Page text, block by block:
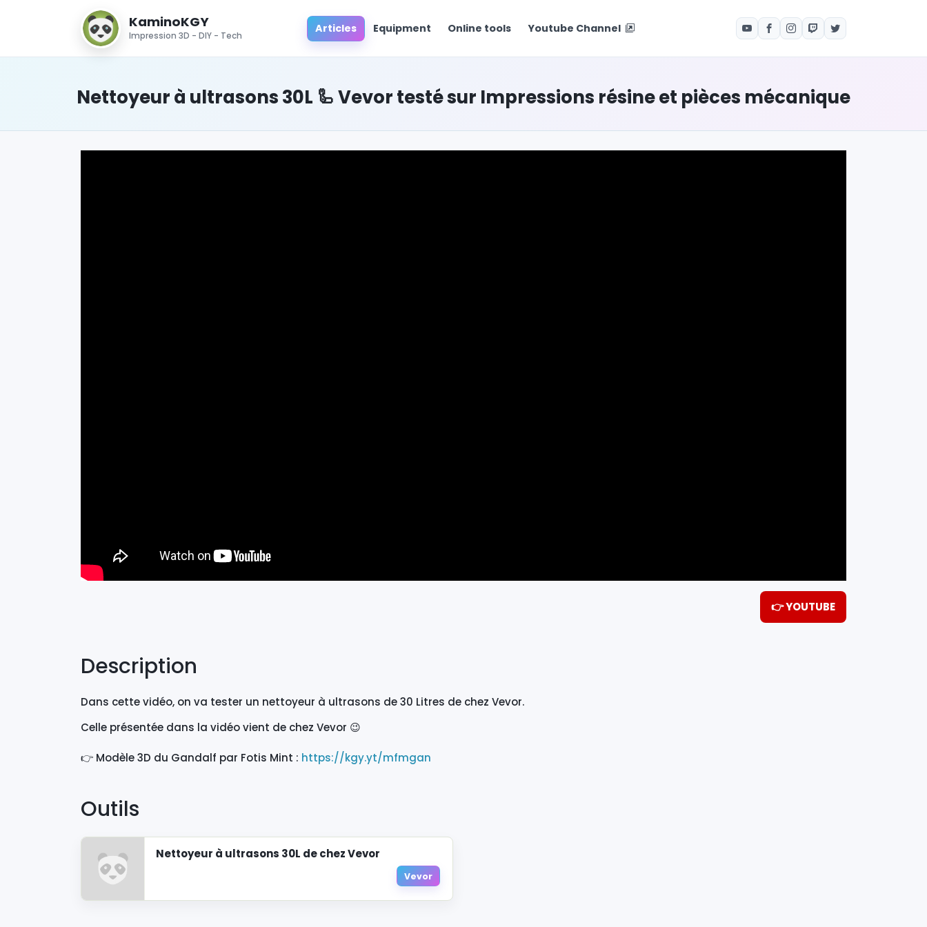
KaminoKGY
Impression 3D - DIY - Tech
Articles Equipment Online tools Youtube Channel
Nettoyeur à ultrasons 30L 🦾 Vevor testé sur Impressions résine et pièces mécanique
👉 YOUTUBE
Description
Dans cette vidéo, on va tester un nettoyeur à ultrasons de 30 Litres de chez Vevor.
Celle présentée dans la vidéo vient de chez Vevor 😉
👉 Modèle 3D du Gandalf par Fotis Mint : https://kgy.yt/mfmgan
Outils
Nettoyeur à ultrasons 30L de chez Vevor
Vevor